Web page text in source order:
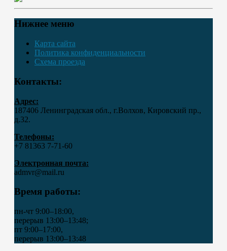
Нижнее меню
Карта сайта
Политика конфиденциальности
Схема проезда
Контакты:
Адрес:
187406 Ленинградская обл., г.Волхов, Кировский пр.,
д.32.
Телефоны:
+7 81363 7‑71-60
Электронная почта:
admvr@mail.ru
Время работы:
пн-чт 9:00–18:00,
перерыв 13:00–13:48;
пт 9:00–17:00,
перерыв 13:00–13:48